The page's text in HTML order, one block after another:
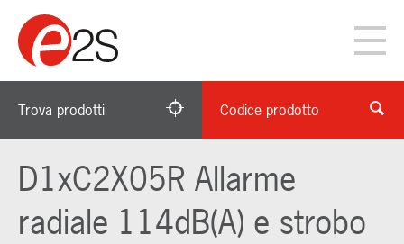
Trova prodotti Codice prodotto
D1xC2X05R Allarme
radiale 114dB(A) e strobo